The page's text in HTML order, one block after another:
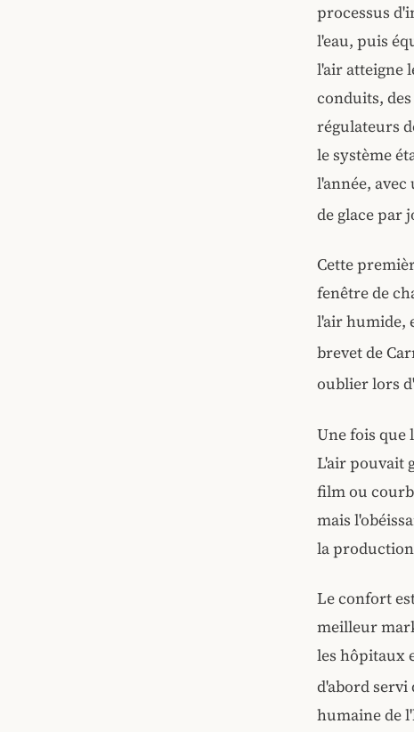
processus
l'eau, puis
l'air atteigne
conduits,
régulateurs
le système
l'année,
de glace par
Cette
fenêtre de
l'air humide,
brevet de
oublier lors
Une fois que
L'air pouvait
film ou
mais
la
Le confort
meilleur
les hôpitaux
d'abord servi
humaine de